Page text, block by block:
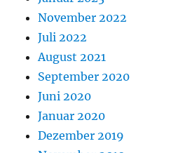
November 2022
Juli 2022
August 2021
September 2020
Juni 2020
Januar 2020
Dezember 2019